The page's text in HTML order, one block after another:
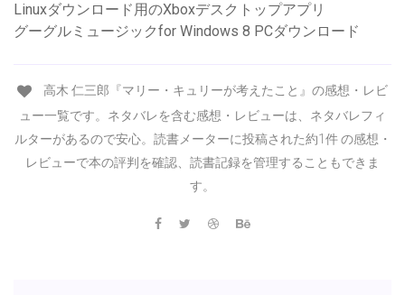
Linuxダウンロード用のXboxデスクトップアプリ
グーグルミュージックfor Windows 8 PCダウンロード
高木 仁三郎『マリー・キュリーが考えたこと』の感想・レビ
ュー一覧です。ネタバレを含む感想・レビューは、ネタバレフィ
ルターがあるので安心。読書メーターに投稿された約1件 の感想・
レビューで本の評判を確認、読書記録を管理することもできま
す。